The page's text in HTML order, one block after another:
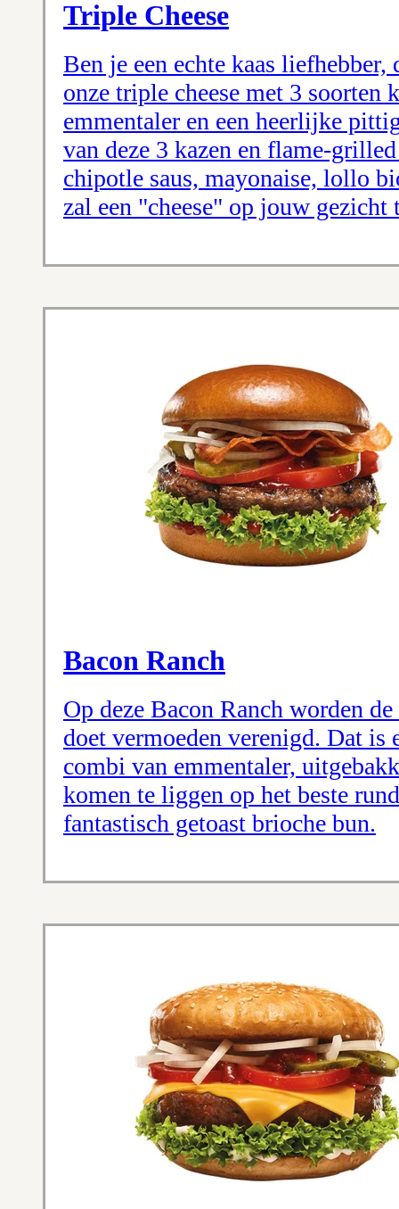
Triple Cheese
Ben je een echte kaas
onze triple cheese met 3 soorten
emmentaler en een heerlijke
van deze 3 kazen en flame-
chipotle saus, mayonaise, lollo
zal een "cheese" op jouw gezicht
Bacon Ranch
Op deze Bacon Ranch worden
doet vermoeden verenigd. Dat
combi van emmentaler,
komen te liggen op het beste
fantastisch getoast brioche bun.